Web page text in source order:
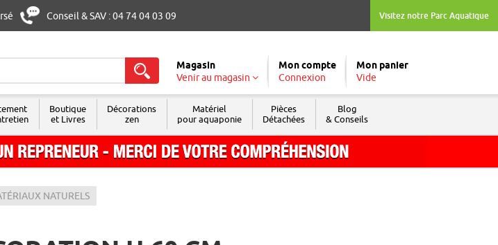
Visitez notre Parc Aquatique
Conseil & SAV : 04 74 04 03 09
Magasin
Venir au magasin
Mon compte
Connexion
Mon panier
Vide
Boutique
et Livres
Décorations
zen
Matériel
pour aquaponie
Pièces
Détachées
Blog
& Conseils
NATURELS